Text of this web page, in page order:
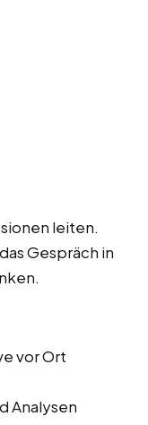
leiten.
Gespräch in
vor Ort
Analysen